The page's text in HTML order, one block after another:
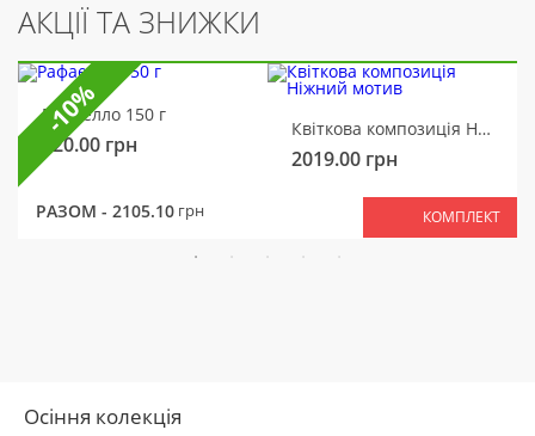
АКЦІЇ ТА ЗНИЖКИ
Рафаелло 150 г
320.00 грн
Квіткова композиція Ніжний мотив
2019.00 грн
РАЗОМ - 2105.10 грн КОМПЛЕКТ
-10%
Осіння колекція